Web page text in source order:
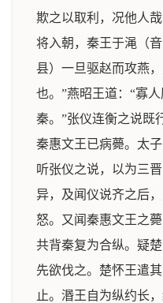
欺之以取利，况他人
将入朝，秦王于渑（
县）一旦驱赵而攻燕
也。”燕昭王道：“寡
秦。”张仪连衡之说既
秦惠文王已病薨。太
听张仪之说，以为三
异，及闻仪说齐之后
怒。又闻秦惠文王之
共背秦复为合纵。疑
先欲伐之。楚怀王遣
止。湣王自为纵约长